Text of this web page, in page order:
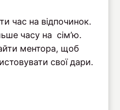
час на відпочинок.
часу на сім’ю.
ментора, щоб
свої дари.